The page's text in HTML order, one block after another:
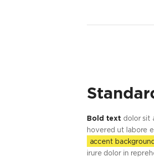
Bold text dolor sit
hovered ut labore
accent
irure dolor in